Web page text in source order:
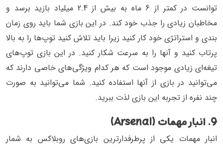
توانست در کمتر از 6 ماه به بیش از 2.4 میلیاد بازید برسد و
مخاطبان زیادی را جذب خود کند. در این بازی شما باید روی زمان
بندی و استراتژی خود کار کنید زیرا باید تلاش کنید توپ‌ها را به بالا
پرتاب کنید و آنها را به سرعت شکار کنید. در این بازی توپ‌های
تیغه‌ای زیادی موجود است که هر کدام ویژگی‌های خاصی دارند که
می‌توانید در بازی از آنها استفاده کنید. شما می‌توانید به صورت
چند نفره‌ از تجربه‌ این بازی لذت ببرید.
9. انبار مهمات (Arsenal)
انبار مهمات یکی از پرطرفدارترین بازی‌های روبلاکس به شمار